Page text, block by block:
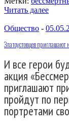
Читать далее
Общество -
Златоустовцев
И все герои
акция
приглашают
пройдут по
портретами